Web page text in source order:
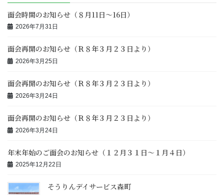
面会時間のお知らせ（８月11日～16日）
2026年7月31日
面会再開のお知らせ（Ｒ８年３月２３日より）
2026年3月25日
面会再開のお知らせ（Ｒ８年３月２３日より）
2026年3月24日
面会再開のお知らせ（Ｒ８年３月２３日より）
2026年3月24日
年末年始のご面会のお知らせ（１２月３１日～１月４日）
2025年12月22日
そうりんデイサービス森町